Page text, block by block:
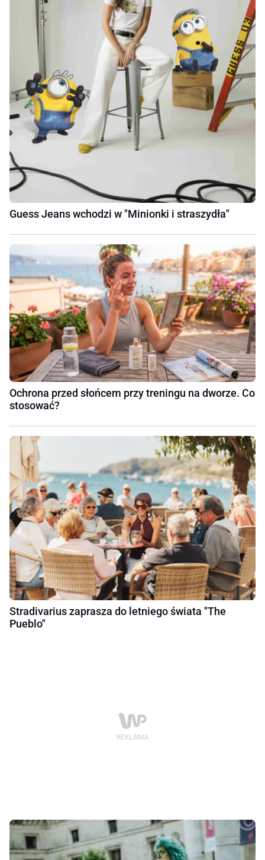
Guess Jeans wchodzi w "Minionki i straszydła"
Ochrona przed słońcem przy treningu na dworze. Co
stosować?
Stradivarius zaprasza do letniego świata "The
Pueblo"